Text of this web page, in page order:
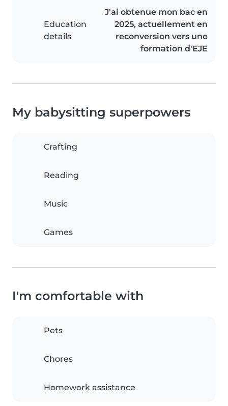
Education
details
J'ai obtenue mon bac en
2025, actuellement en
reconversion vers une
formation d'EJE
My babysitting superpowers
Crafting
Reading
Music
Games
I'm comfortable with
Pets
Chores
Homework assistance